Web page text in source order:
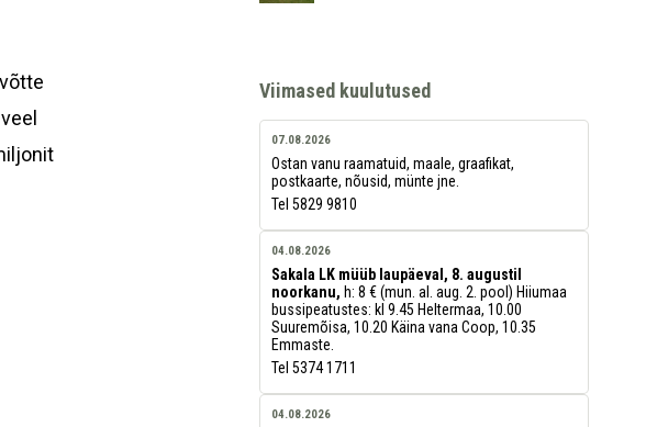
Viimased kuulutused
07.08.2026
Ostan vanu raamatuid, maale, graafikat,
postkaarte, nõusid, münte jne.
Tel 5829 9810
04.08.2026
Sakala LK müüb laupäeval, 8. augustil
noorkanu, h: 8 € (mun. al. aug. 2. pool) Hiiumaa
bussipeatustes: kl 9.45 Heltermaa, 10.00
Suuremõisa, 10.20 Käina vana Coop, 10.35
Emmaste.
Tel 5374 1711
04.08.2026